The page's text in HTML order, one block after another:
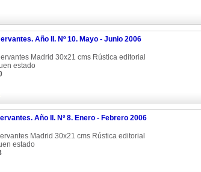
Año II. Nº 10. Mayo - Junio 2006
Madrid 30x21 cms Rústica editorial
estado
Año II. Nº 8. Enero - Febrero 2006
Madrid 30x21 cms Rústica editorial
estado